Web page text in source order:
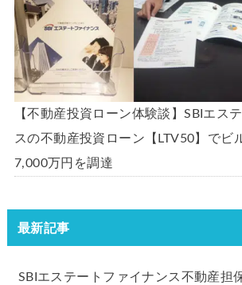
【不動産投資ローン体験談】SBIエス
スの不動産投資ローン【LTV50】でビ
7,000万円を調達
最新記事
SBIエステートファイナンス不動産担